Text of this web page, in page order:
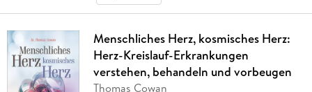
Menschliches Herz, kosmisches Herz:
Herz-Kreislauf-Erkrankungen
verstehen, behandeln und vorbeugen
Thomas Cowan